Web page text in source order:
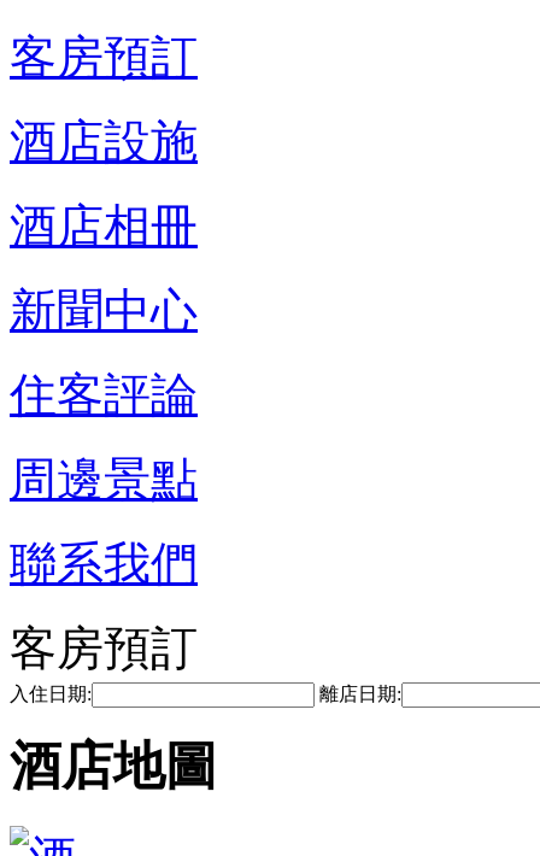
客房預訂
酒店設施
酒店相冊
新聞中心
住客評論
周邊景點
聯系我們
客房預訂
入住日期: 離店日期:
酒店地圖